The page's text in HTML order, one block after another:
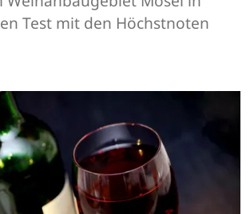
Test mit den Höchstnoten